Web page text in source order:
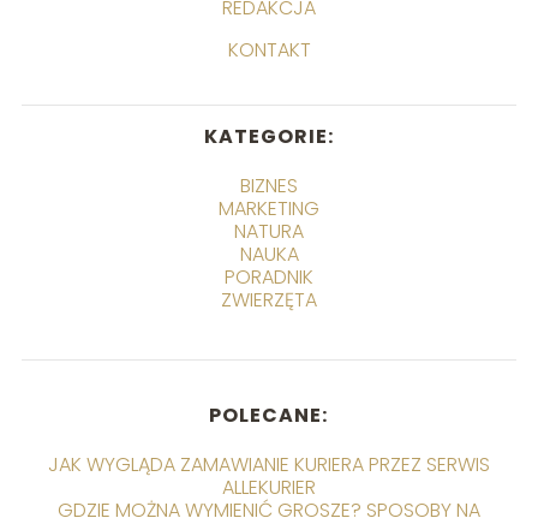
REDAKCJA
KONTAKT
KATEGORIE:
BIZNES
MARKETING
NATURA
NAUKA
PORADNIK
ZWIERZĘTA
POLECANE:
JAK WYGLĄDA ZAMAWIANIE KURIERA PRZEZ SERWIS
ALLEKURIER
GDZIE MOŻNA WYMIENIĆ GROSZE? SPOSOBY NA